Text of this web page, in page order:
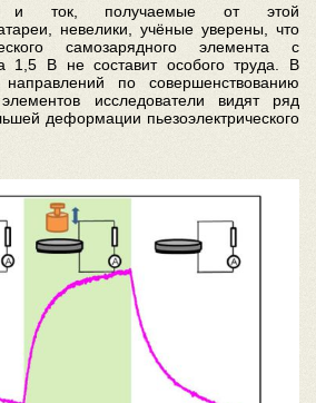
и ток, получаемые от этой
невелики, учёные уверены, что
самозарядного элемента с
1,5 В не составит особого труда. В
по совершенствованию
исследователи видят ряд
деформации пьезоэлектрического